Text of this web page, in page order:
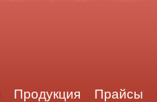
Продукция Прайсы